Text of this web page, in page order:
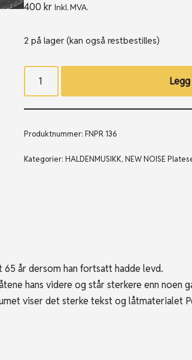
400 kr Inkl. MVA.
2 på lager (kan også restbestilles)
Produktnummer:FNPR 136
Kategorier:HALDENMUSIKK,NEW NOISE
år dersom han fortsatt hadde levd.
hans videre og står sterkere enn noen
viser det sterke tekst og låtmaterialet